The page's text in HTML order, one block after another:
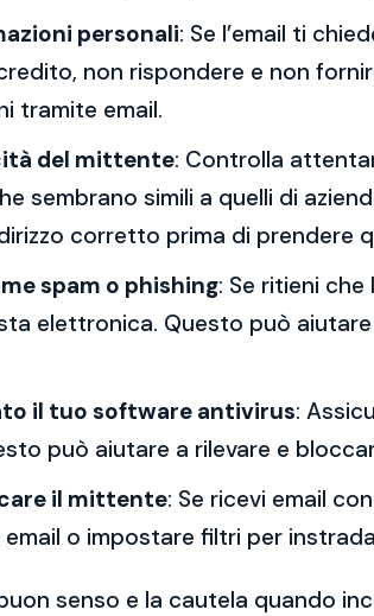
personali: Se l’email ti
non rispondere e non
tramite email.
del mittente: Controlla
sembrano simili a quelli di
corretto prima di prendere
spam o phishing: Se ritieni
elettronica. Questo può
il tuo software antivirus:
può aiutare a rilevare e
il mittente: Se ricevi email
email o impostare filtri per
senso e la cautela quando